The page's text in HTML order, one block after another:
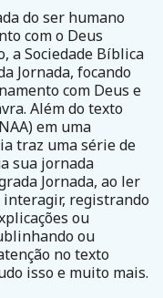
do ser humano
com o Deus
a Sociedade Bíblica
Jornada, focando
com Deus e
Além do texto
em uma
traz uma série de
sua jornada
Jornada, ao ler
interagir, registrando
ou
ou
no texto
isso e muito mais.